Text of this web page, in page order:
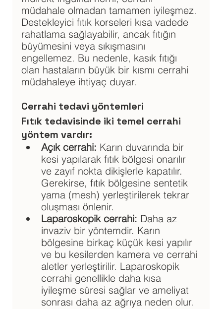
müdahale olmadan tamamen iyileşmez.
Destekleyici fıtık korseleri kısa vadede
rahatlama sağlayabilir, ancak fıtığın
büyümesini veya sıkışmasını
engellemez. Bu nedenle, kasık fıtığı
olan hastaların büyük bir kısmı cerrahi
müdahaleye ihtiyaç duyar.
Cerrahi tedavi yöntemleri
Fıtık tedavisinde iki temel cerrahi
yöntem vardır:
Açık cerrahi: Karın duvarında bir
kesi yapılarak fıtık bölgesi onarılır
ve zayıf nokta dikişlerle kapatılır.
Gerekirse, fıtık bölgesine sentetik
yama (mesh) yerleştirilerek tekrar
oluşması önlenir.
Laparoskopik cerrahi: Daha az
invaziv bir yöntemdir. Karın
bölgesine birkaç küçük kesi yapılır
ve bu kesilerden kamera ve cerrahi
aletler yerleştirilir. Laparoskopik
cerrahi genellikle daha kısa
iyileşme süresi sağlar ve ameliyat
sonrası daha az ağrıya neden olur.